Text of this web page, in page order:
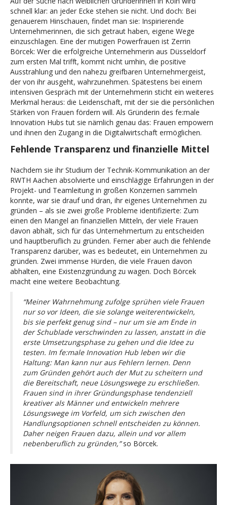
schnell klar: an jeder Ecke stehen sie nicht. Und doch: Bei
genauerem Hinschauen, findet man sie: Inspirierende
Unternehmerinnen, die sich getraut haben, eigene Wege
einzuschlagen. Eine der mutigen Powerfrauen ist Zerrin
Börcek: Wer die erfolgreiche Unternehmerin aus Düsseldorf
zum ersten Mal trifft, kommt nicht umhin, die positive
Ausstrahlung und den nahezu greifbaren Unternehmergeist,
der von ihr ausgeht, wahrzunehmen. Spätestens bei einem
intensiven Gespräch mit der Unternehmerin sticht ein weiteres
Merkmal heraus: die Leidenschaft, mit der sie die persönlichen
Stärken von Frauen fördern will. Als Gründerin des fe:male
Innovation Hubs tut sie nämlich genau das: Frauen empowern
und ihnen den Zugang in die Digitalwirtschaft ermöglichen.
Fehlende Transparenz und finanzielle Mittel
Nachdem sie ihr Studium der Technik-Kommunikation an der
RWTH Aachen absolvierte und einschlägige Erfahrungen in der
Projekt- und Teamleitung in großen Konzernen sammeln
konnte, war sie drauf und dran, ihr eigenes Unternehmen zu
gründen – als sie zwei große Probleme identifizierte: Zum
einen den Mangel an finanziellen Mitteln, der viele Frauen
davon abhält, sich für das Unternehmertum zu entscheiden
und hauptberuflich zu gründen. Ferner aber auch die fehlende
Transparenz darüber, was es bedeutet, ein Unternehmen zu
gründen. Zwei immense Hürden, die viele Frauen davon
abhalten, eine Existenzgründung zu wagen. Doch Börcek
macht eine weitere Beobachtung.
“Meiner Wahrnehmung zufolge sprühen viele Frauen
nur so vor Ideen, die sie solange weiterentwickeln,
bis sie perfekt genug sind – nur um sie am Ende in
der Schublade verschwinden zu lassen, anstatt in die
erste Umsetzungsphase zu gehen und die Idee zu
testen. Im fe:male Innovation Hub leben wir die
Haltung: Man kann nur aus Fehlern lernen. Denn
zum Gründen gehört auch der Mut zu scheitern und
die Bereitschaft, neue Lösungswege zu erschließen.
Frauen sind in ihrer Gründungsphase tendenziell
kreativer als Männer und entwickeln mehrere
Lösungswege im Vorfeld, um sich zwischen den
Handlungsoptionen schnell entscheiden zu können.
Daher neigen Frauen dazu, allein und vor allem
nebenberuflich zu gründen,”so Börcek.